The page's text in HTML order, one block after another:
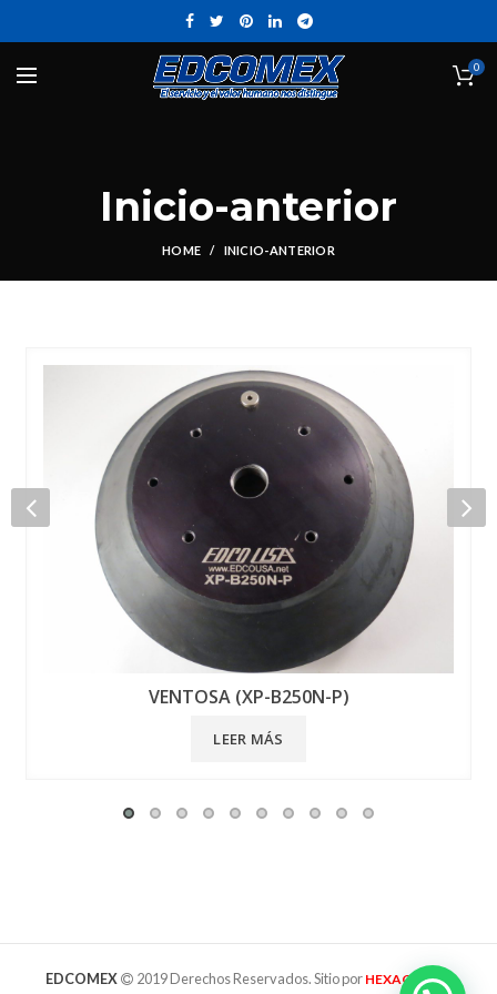
0
Inicio-anterior
HOME INICIO-ANTERIOR
VENTOSA (XP-B250N-P)
LEER MÁS
EDCOMEX 2019 Derechos Reservados. Sitio por HEXAGRAMA